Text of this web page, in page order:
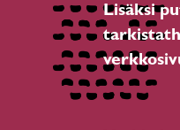
Lisäksi